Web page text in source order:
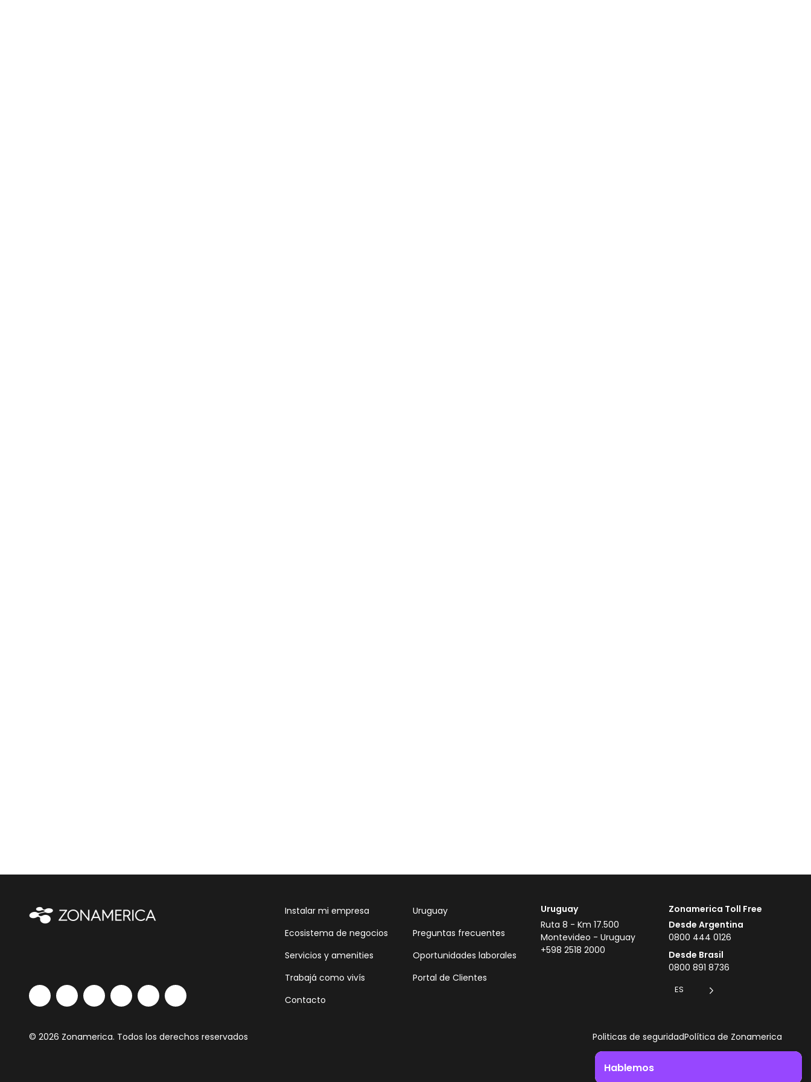
Instalar mi empresa
Ecosistema de negocios
Servicios y amenities
Trabajá como vivís
Contacto
Uruguay
Preguntas frecuentes
Oportunidades laborales
Portal de Clientes
Uruguay
Ruta 8 - Km 17.500
Montevideo - Uruguay
+598 2518 2000
Zonamerica Toll Free
Desde Argentina
0800 444 0126
Desde Brasil
0800 891 8736
ES
© 2026 Zonamerica. Todos los derechos reservados Politicas de seguridadPolítica de Zonamerica
Hablemos